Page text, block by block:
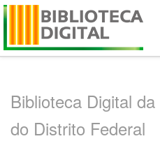
Skip
Biblioteca Digital
do Distrito Federal